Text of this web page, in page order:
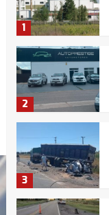
1
2
3